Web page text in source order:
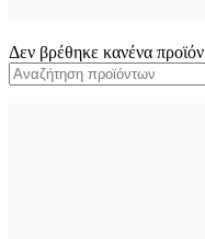
Δεν βρέθηκε κανένα